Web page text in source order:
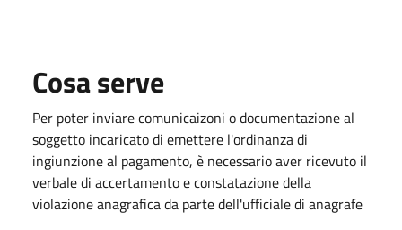
Cosa serve
Per poter inviare comunicaizoni o documentazione al
soggetto incaricato di emettere l'ordinanza di
ingiunzione al pagamento, è necessario aver ricevuto il
verbale di accertamento e constatazione della
violazione anagrafica da parte dell'ufficiale di anagrafe